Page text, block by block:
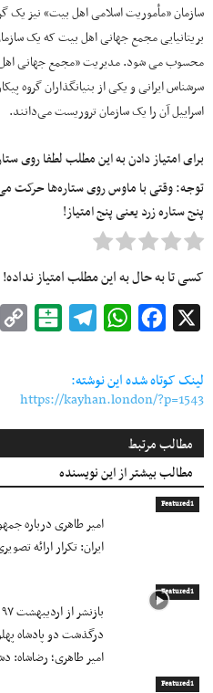
سازمان «مأموریت اسلامی اهل بیت» نیز
بریتانیایی مجمع جهانی اهل بیت که یک
محسوب می شود. مدیریت «مجمع جهانی
سرشناس ایرانی و یکی از بنیانگذاران گروه
اسراییل آن را یک سازمان تروریست می‌دانند.
برای امتیاز دادن به این مطلب لطفا روی
توجه: وقتی با ماوس روی ستاره‌ها حرکت
پنج ستاره زرد یعنی پنج امتیاز!
کسی تا به حال به این مطلب امتیاز نداده!
Facebook
WhatsApp
Telegram
لینک کوتاه شده این نوشته:
https://kayhan.london/?p=1543
مطالب مرتبط
مطالب بیشتر از این نویسنده
Featured1
امیر طاهری درباره
ایران: تکرار ارائه
Featured1
درگذشت دو پادشاه
امیر طاهری؛
Featured1